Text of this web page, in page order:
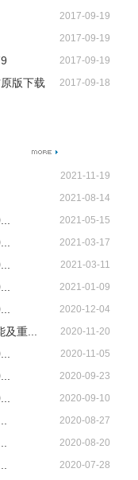
2017-09-19
2017-09-19
2017-09-19
版下载 2017-09-18
2021-11-19
2021-08-14
2021-05-15
2021-03-17
2021-03-11
2021-01-09
2020-12-04
重... 2020-11-20
2020-11-05
2020-09-23
2020-09-10
2020-08-27
2020-08-20
2020-07-28